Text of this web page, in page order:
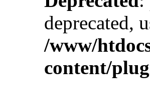
deprecated,
/www/
content/